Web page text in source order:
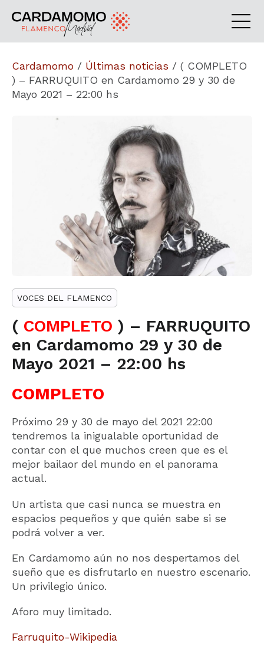
Cardamomo / Últimas noticias / ( COMPLETO
) – FARRUQUITO en Cardamomo 29 y 30 de
Mayo 2021 – 22:00 hs
VOCES DEL FLAMENCO
( COMPLETO ) – FARRUQUITO
en Cardamomo 29 y 30 de
Mayo 2021 – 22:00 hs
COMPLETO
Próximo 29 y 30 de mayo del 2021 22:00
tendremos la inigualable oportunidad de
contar con el que muchos creen que es el
mejor bailaor del mundo en el panorama
actual.
Un artista que casi nunca se muestra en
espacios pequeños y que quién sabe si se
podrá volver a ver.
En Cardamomo aún no nos despertamos del
sueño que es disfrutarlo en nuestro escenario.
Un privilegio único.
Aforo muy limitado.
Farruquito-Wikipedia